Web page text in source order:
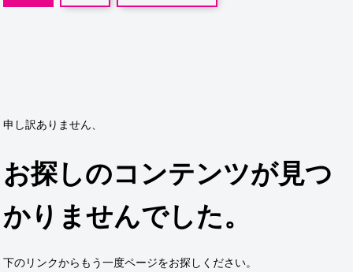
申し訳ありません、
お探しのコンテンツが見つ
かりませんでした。
下のリンクからもう一度ページをお探しください。